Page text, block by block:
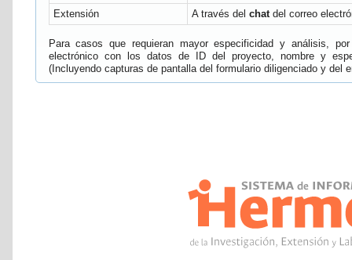
Extensión
A través del chatdel correo
Para casos que requieran mayor especificidad y análisis,
electrónico con los datos de ID del proyecto, nombre y
(Incluyendo capturas de pantalla del formulario diligenciado y del